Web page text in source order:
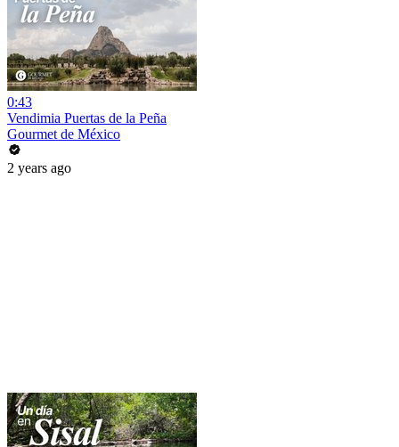
0:43
Vendimia Puertas de la Peña
Gourmet de México
2 years ago